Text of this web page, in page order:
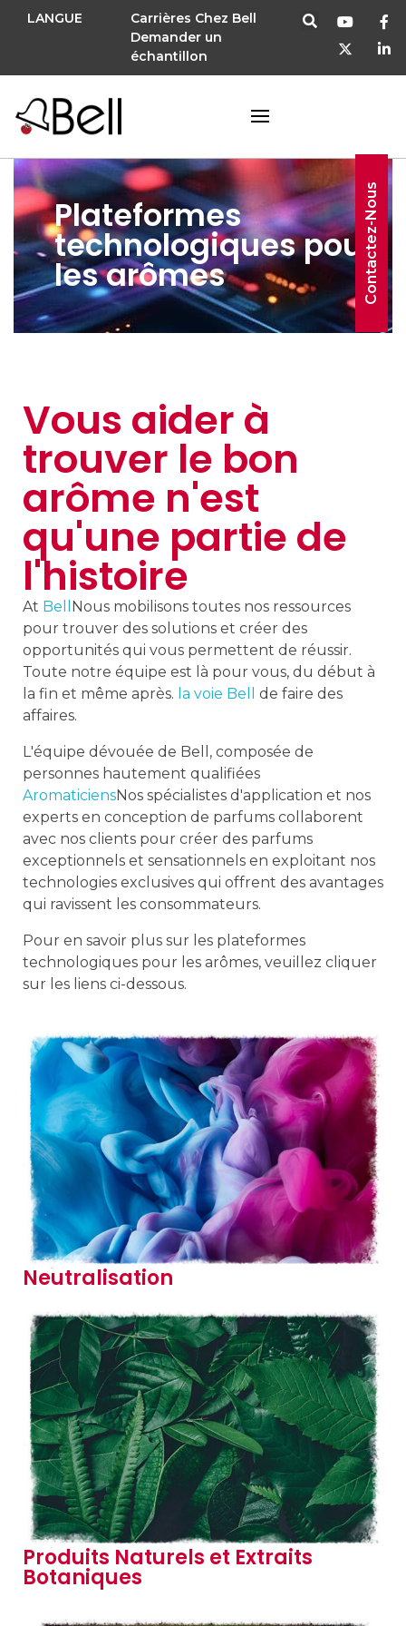
LANGUE
Carrières Chez Bell
Demander un
échantillon
Plateformes
technologiques pour
les arômes
Vous aider à
trouver le bon
arôme n'est
qu'une partie de
l'histoire
At Bell Nous mobilisons toutes nos ressources
pour trouver des solutions et créer des
opportunités qui vous permettent de réussir.
Toute notre équipe est là pour vous, du début à
la fin et même après. la voie Bell
de faire des
affaires.
L'équipe dévouée de Bell, composée de
personnes hautement qualifiées
AromaticiensNos spécialistes d'application et nos
experts en conception de parfums collaborent
avec nos clients pour créer des parfums
exceptionnels et sensationnels en exploitant nos
technologies exclusives qui offrent des avantages
qui ravissent les consommateurs.
Pour en savoir plus sur les plateformes
technologiques pour les arômes, veuillez cliquer
sur les liens ci-dessous.
Neutralisation
Produits Naturels et Extraits
Botaniques
Contactez-Nous